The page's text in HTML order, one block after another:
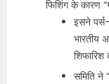
फिशिंग के कारण
इसने
भारतीय
शिफारिश
समिति ने